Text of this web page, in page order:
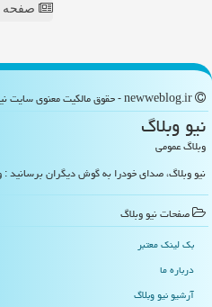
صفحه
نیو وبلاگ
وبلاگ عمومی
نیو وبلاگ، صدای خودرا به گوش دیگران برسانید
صفحات نیو وبلاگ
بک لینک معتبر
درباره ما
آرشیو نیو وبلاگ